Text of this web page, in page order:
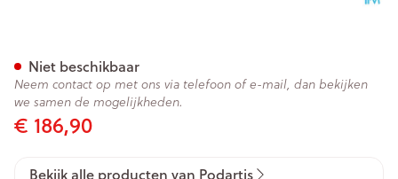
€ 186,90
Niet beschikbaar
Neem contact op met ons via telefoon of e-mail, dan bekijken
we samen de mogelijkheden.
Bekijk alle producten van Podartis